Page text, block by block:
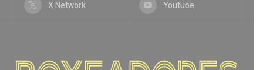
X Network Youtube